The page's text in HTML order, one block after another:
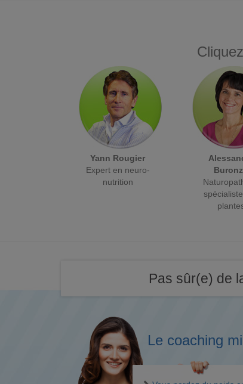
Yann Rougier
Expert en neuro-
nutrition
Pas sûr(e) de
Le coaching